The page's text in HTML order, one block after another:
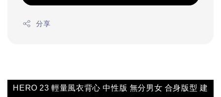
分享
HERO 23 輕量風衣背心 中性版 無分男女 合身版型 建